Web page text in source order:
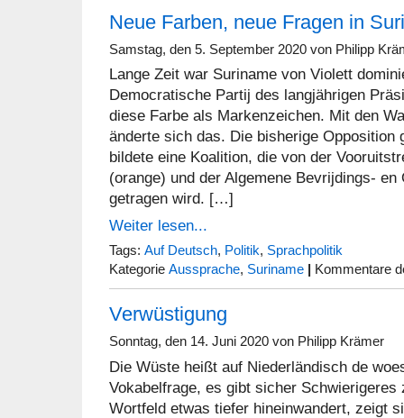
Neue Farben, neue Fragen in
Samstag, den 5. September 2020 von Philipp
Lange Zeit war Suriname von Violett
Democratische Partij des langjährigen
diese Farbe als Markenzeichen. Mit den
änderte sich das. Die bisherige Opposition
bildete eine Koalition, die von der
(orange) und der Algemene Bevrijdings-
getragen wird. […]
Weiter lesen...
Tags: Auf Deutsch, Politik, Sprachpolitik
Kategorie Aussprache, Suriname Kommentare
Verwüstigung
Sonntag, den 14. Juni 2020 von Philipp Krämer
Die Wüste heißt auf Niederländisch de
Vokabelfrage, es gibt sicher Schwierigeres
Wortfeld etwas tiefer hineinwandert, zeigt